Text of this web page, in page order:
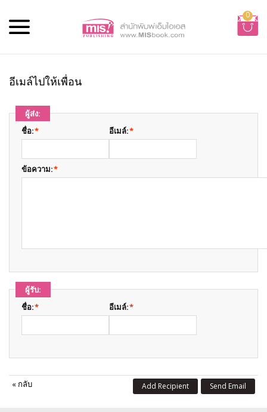
0
อีเมล์ไปให้เพื่อน
ผู้ส่ง:
*
ชื่อ: *
อีเมล์:
*
ข้อความ:
ผู้รับ:
*
ชื่อ: *
อีเมล์:
« กลับ Send Email
Add Recipient